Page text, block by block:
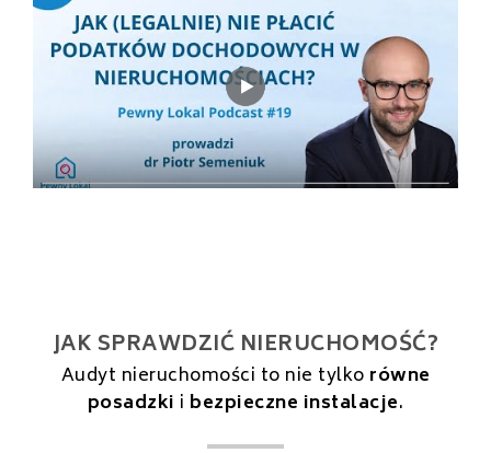
JAK SPRAWDZIĆ NIERUCHOMOŚĆ?
Audyt nieruchomości to nie tylko równe
posadzki i bezpieczne instalacje.